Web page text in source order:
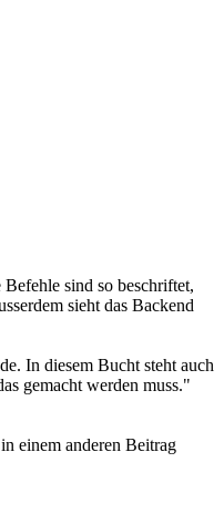
sind so beschriftet,
sieht das Backend
In diesem Bucht steht auch
gemacht werden muss."
einem anderen Beitrag